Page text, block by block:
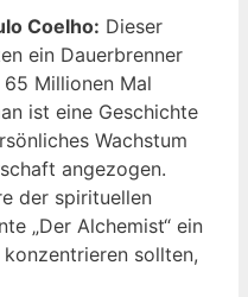
Coelho: Dieser
ein Dauerbrenner
Millionen Mal
ist eine Geschichte
Wachstum
angezogen.
der spirituellen
„Der Alchemist“ ein
sollten,